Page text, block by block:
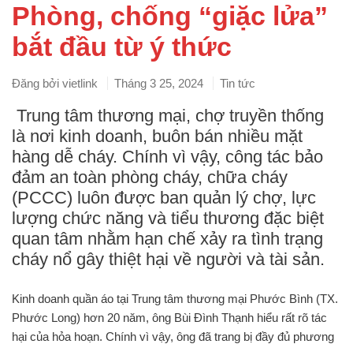
Phòng, chống “giặc lửa”
bắt đầu từ ý thức
Đăng bởi vietlink Tháng 3 25, 2024 Tin tức
Trung tâm thương mại, chợ truyền thống
là nơi kinh doanh, buôn bán nhiều mặt
hàng dễ cháy. Chính vì vậy, công tác bảo
đảm an toàn phòng cháy, chữa cháy
(PCCC) luôn được ban quản lý chợ, lực
lượng chức năng và tiểu thương đặc biệt
quan tâm nhằm hạn chế xảy ra tình trạng
cháy nổ gây thiệt hại về người và tài sản.
Kinh doanh quần áo tại Trung tâm thương mại Phước Bình (TX.
Phước Long) hơn 20 năm, ông Bùi Đình Thạnh hiểu rất rõ tác
hại của hỏa hoạn. Chính vì vậy, ông đã trang bị đầy đủ phương